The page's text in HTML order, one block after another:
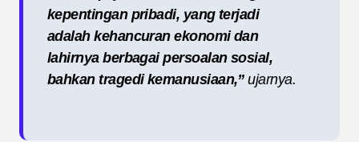
kepentingan pribadi, yang terjadi
adalah kehancuran ekonomi dan
lahirnya berbagai persoalan sosial,
bahkan tragedi kemanusiaan,”ujarnya.